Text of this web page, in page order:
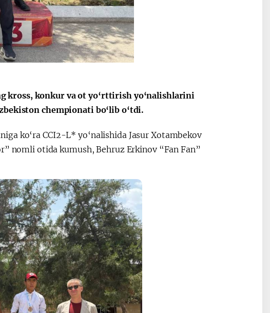
под
После визита
Президента…
konkur va ot yo‘rttirish yo‘nalishlarini
chempionati bo‘lib o‘tdi.
ko‘ra CCI2-L* yo‘nalishida Jasur Xotambekov
nomli otida kumush, Behruz Erkinov “Fan Fan”